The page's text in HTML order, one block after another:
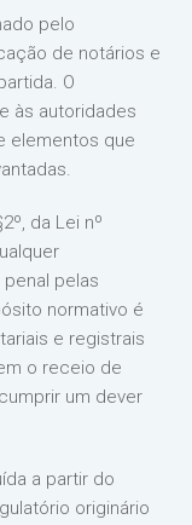
pelo
de notários e
O
às autoridades
elementos que
da Lei nº
pelas
normativo é
e registrais
o receio de
um dever
a partir do
originário